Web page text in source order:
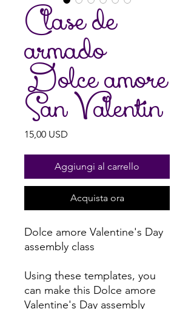
Clase de
armado
Dolce amore
San Valentin
15,00 USD
Aggiungi al carrello
Acquista ora
Dolce amore Valentine's Day
assembly class
Using these templates, you
can make this Dolce amore
Valentine's Day assembly